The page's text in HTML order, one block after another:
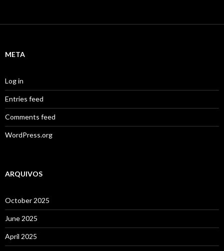
META
Log in
Entries feed
Comments feed
WordPress.org
ARQUIVOS
October 2025
June 2025
April 2025